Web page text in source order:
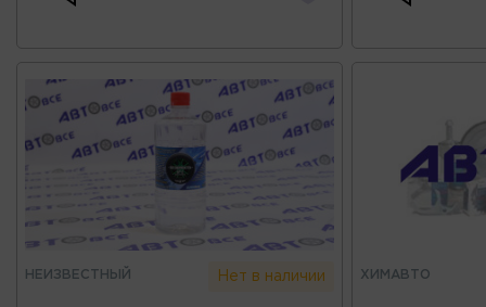
НЕИЗВЕСТНЫЙ Нет в наличии ХИМАВТО